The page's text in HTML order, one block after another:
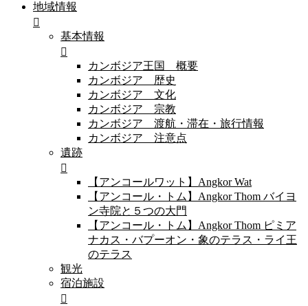
地域情報
基本情報
カンボジア王国 概要
カンボジア 歴史
カンボジア 文化
カンボジア 宗教
カンボジア 渡航・滞在・旅行情報
カンボジア 注意点
遺跡
【アンコールワット】Angkor Wat
【アンコール・トム】Angkor Thom バイヨ
ン寺院と５つの大門
【アンコール・トム】Angkor Thom ピミア
ナカス・バプーオン・象のテラス・ライ王
のテラス
観光
宿泊施設